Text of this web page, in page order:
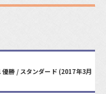
勝 / スタンダード (2017年3月